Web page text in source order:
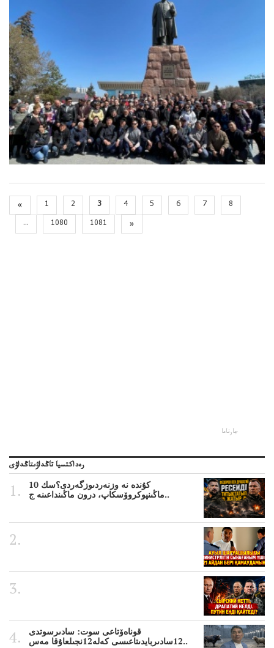
« 1 2 3 4 5 6 7
8
...
1080 1081 »
جارناما
رەداكتسيا تاڭداۋىتاڭداۋى
10 كۇندە نە وزنەردىوزگەردى؟سك
ماڭىنپوكروۆسكاپ، درون ماڭىنداعىنە ج..
قوناەۆتاعى سوت: سادىرسوتدى
12سادىربايدىتاعىسى كەلە12نجىلعاۇقا مەس..